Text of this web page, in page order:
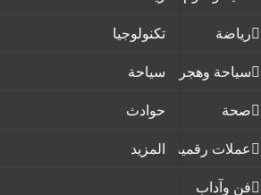
رياضة
سياحة وهجرة
صحة
عملات رقمية
فن وآداب
تكنولوجيا
سياحة
حوادث
المزيد